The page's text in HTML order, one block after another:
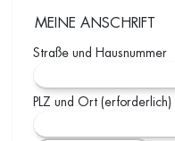
MEINE ANSCHRIFT
Straße und Hausnummer
PLZ und Ort (erforderlich)